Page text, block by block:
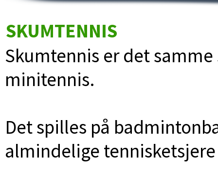
SKUMTENNIS
Skumtennis er det
minitennis.
Det spilles på
almindelige